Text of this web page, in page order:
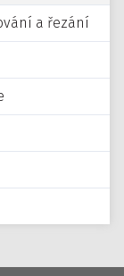
a řezání